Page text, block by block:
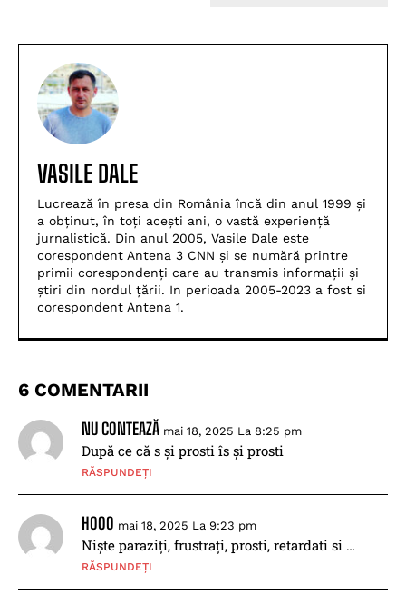
VASILE DALE
Lucrează în presa din România încă din anul 1999 și
a obținut, în toți acești ani, o vastă experiență
jurnalistică. Din anul 2005, Vasile Dale este
corespondent Antena 3 CNN și se numără printre
primii corespondenți care au transmis informații și
știri din nordul țării. In perioada 2005-2023 a fost si
corespondent Antena 1.
6 COMENTARII
NU CONTEAZĂ mai 18, 2025 La 8:25 pm
După ce că s și prosti îs și prosti
RĂSPUNDEȚI
HOOO mai 18, 2025 La 9:23 pm
Niște paraziți, frustrați, prosti, retardati si …
RĂSPUNDEȚI